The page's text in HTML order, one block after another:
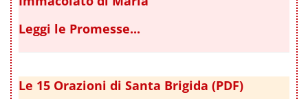
Leggi le Promesse...
Le 15 Orazioni di Santa Brigida (PDF)